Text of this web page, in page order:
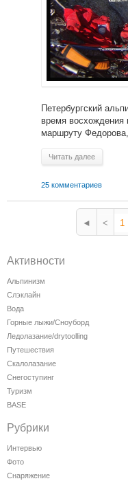
Петербургский
время восхождения
маршруту
Читать далее
25 комментариев
◄ < 1
Активности
Альпинизм
Слэклайн
Вода
Горные лыжи/Сноуборд
Ледолазание/drytoolling
Путешествия
Скалолазание
Снегоступинг
Туризм
BASE
Рубрики
Интервью
Фото
Снаряжение